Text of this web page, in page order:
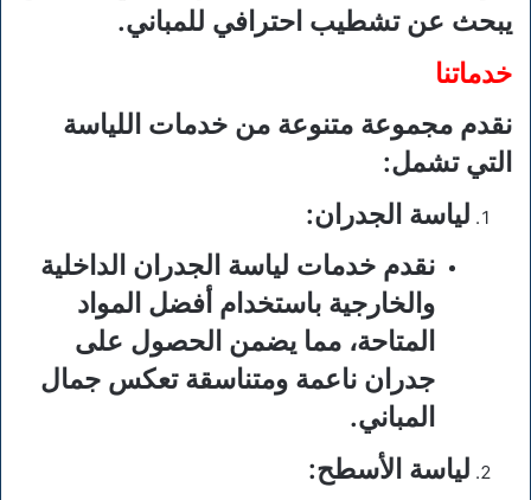
يبحث عن تشطيب احترافي للمباني.
خدماتنا
نقدم مجموعة متنوعة من خدمات اللياسة
التي تشمل:
لياسة الجدران:
نقدم خدمات لياسة الجدران الداخلية
والخارجية باستخدام أفضل المواد
المتاحة، مما يضمن الحصول على
جدران ناعمة ومتناسقة تعكس جمال
المباني.
لياسة الأسطح: